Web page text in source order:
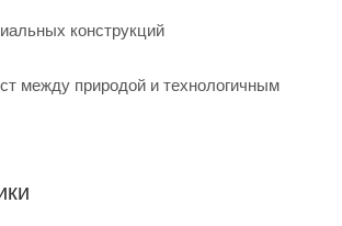
конструкций
между природой и технологичным